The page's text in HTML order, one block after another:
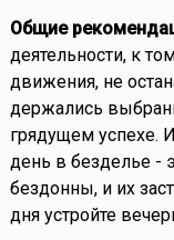
Общие
деятельности, к
движения, не
держались
грядущем успехе.
день в безделье -
бездонны, и их
дня устройте